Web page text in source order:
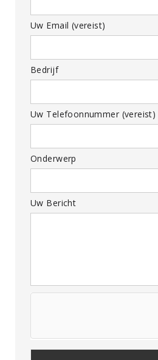
Uw Email (vereist)
Bedrijf
Uw Telefoonnummer (vereist)
Onderwerp
Uw Bericht